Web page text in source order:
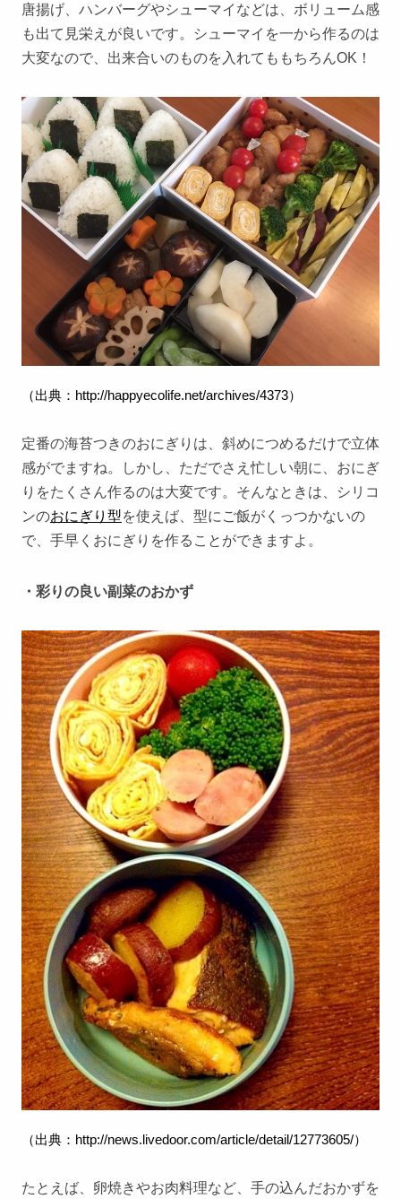
唐揚げ、ハンバーグやシューマイなどは、ボリューム感
も出て見栄えが良いです。シューマイを一から作るのは
大変なので、出来合いのものを入れてももちろんOK！
（出典： http://happyecolife.net/archives/4373）
定番の海苔つきのおにぎりは、斜めにつめるだけで立体
感がでますね。しかし、ただでさえ忙しい朝に、おにぎ
りをたくさん作るのは大変です。そんなときは、シリコ
ンのおにぎり型を使えば、型にご飯がくっつかないの
で、手早くおにぎりを作ることができますよ。
・彩りの良い副菜のおかず
（出典： http://news.livedoor.com/article/detail/12773605/）
たとえば、卵焼きやお肉料理など、手の込んだおかずを